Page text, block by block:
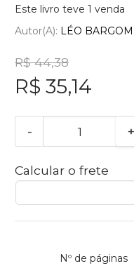
Este livro teve 1 venda
Autor(a): LÉO BARGOM
R$ 44,38
R$ 35,14
- +
Calcular o frete
Nº de páginas